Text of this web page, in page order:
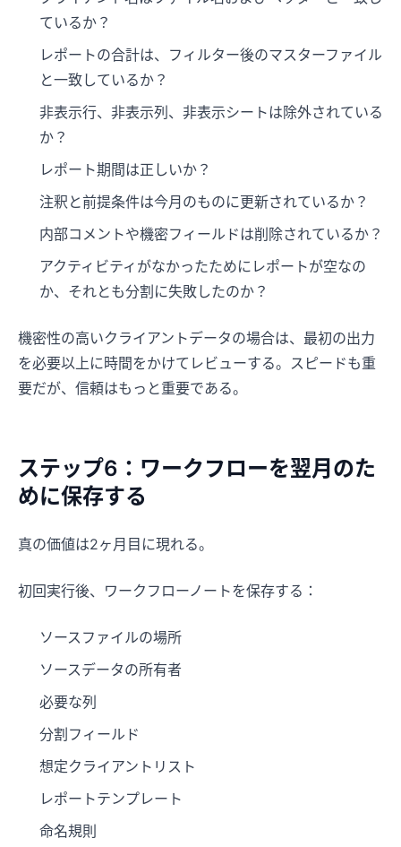
ているか？
レポートの合計は、フィルター後のマスターファイル
と一致しているか？
非表示行、非表示列、非表示シートは除外されている
か？
レポート期間は正しいか？
注釈と前提条件は今月のものに更新されているか？
内部コメントや機密フィールドは削除されているか？
アクティビティがなかったためにレポートが空なの
か、それとも分割に失敗したのか？
機密性の高いクライアントデータの場合は、最初の出力
を必要以上に時間をかけてレビューする。スピードも重
要だが、信頼はもっと重要である。
ステップ6：ワークフローを翌月のた
めに保存する
真の価値は2ヶ月目に現れる。
初回実行後、ワークフローノートを保存する：
ソースファイルの場所
ソースデータの所有者
必要な列
分割フィールド
想定クライアントリスト
レポートテンプレート
命名規則